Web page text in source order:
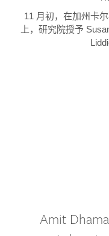
11 月初，在加州卡
上，研究院授予
Amit